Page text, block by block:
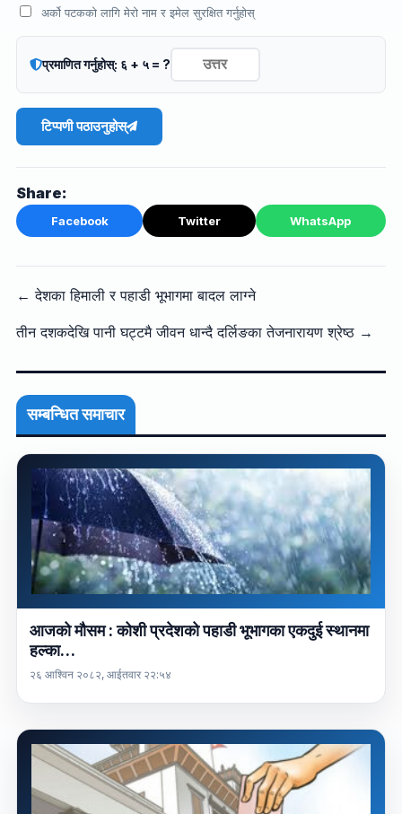
अर्को पटकको लागि मेरो नाम र इमेल सुरक्षित गर्नुहोस्
प्रमाणित गर्नुहोस्: ६ + ५ = ?
टिप्पणी पठाउनुहोस्
Share:
Facebook Twitter WhatsApp
← देशका हिमाली र पहाडी भूभागमा बादल लाग्ने
तीन दशकदेखि पानी घट्टमै जीवन धान्दै दर्लिङका तेजनारायण श्रेष्ठ →
सम्बन्धित समाचार
आजको मौसम : कोशी प्रदेशको पहाडी भूभागका एकदुई स्थानमा
हल्का…
२६ आश्विन २०८२, आईतवार २२:५४